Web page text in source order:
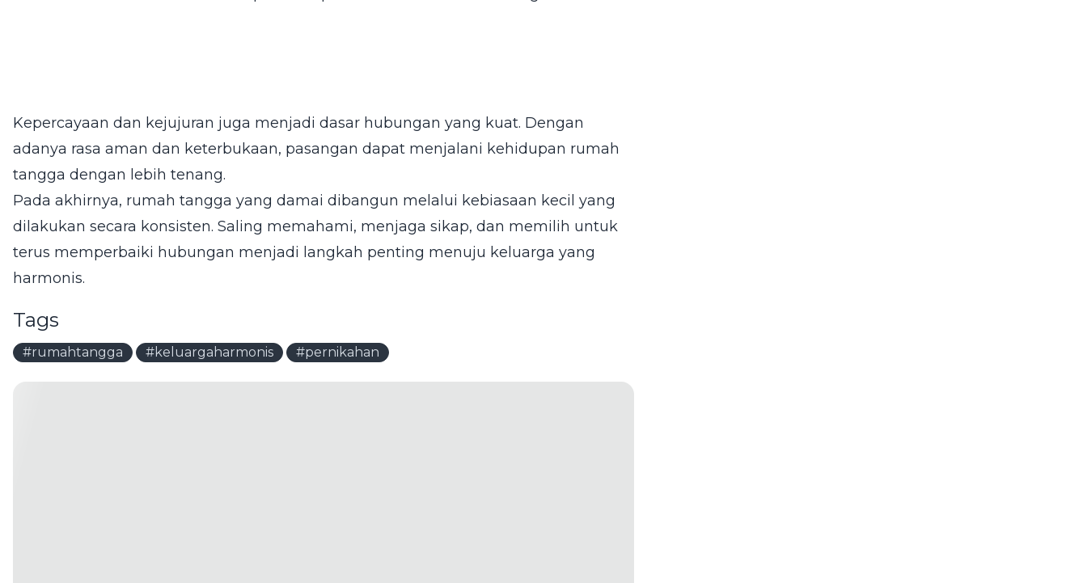
Kepercayaan dan kejujuran juga menjadi dasar hubungan yang kuat. Dengan
adanya rasa aman dan keterbukaan, pasangan dapat menjalani kehidupan rumah
tangga dengan lebih tenang.
Pada akhirnya, rumah tangga yang damai dibangun melalui kebiasaan kecil yang
dilakukan secara konsisten. Saling memahami, menjaga sikap, dan memilih untuk
terus memperbaiki hubungan menjadi langkah penting menuju keluarga yang
harmonis.
Tags
#rumahtangga #keluargaharmonis #pernikahan